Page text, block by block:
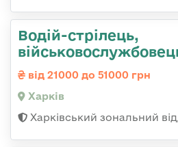
Водій-стрілець,
від 21000 до 51000 грн
Харків
Харківський зональний